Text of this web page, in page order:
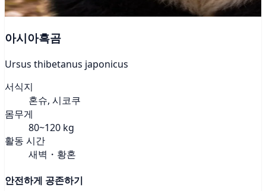
아시아흑곰
Ursus thibetanus japonicus
서식지
혼슈, 시코쿠
몸무게
80~120 kg
활동 시간
새벽・황혼
안전하게 공존하기